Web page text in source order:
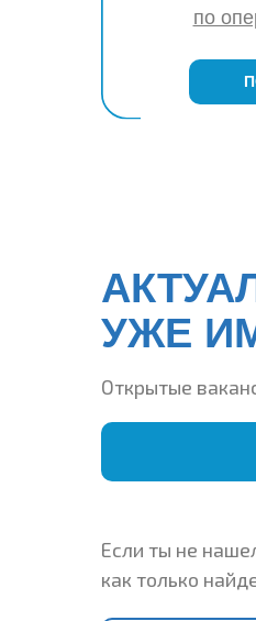
по
УЖЕ
Открытые
Если ты не
как только